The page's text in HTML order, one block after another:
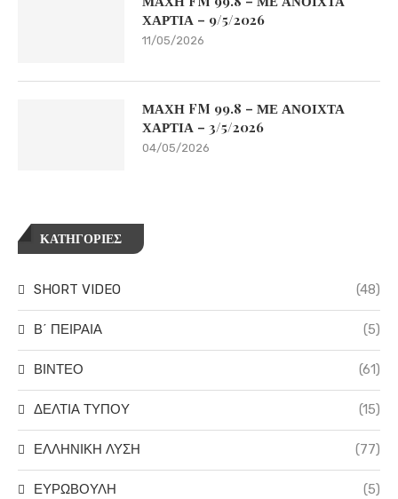
ΧΑΡΤΙΑ – 9/5/2026
11/05/2026
ΜΑΧΗ FM 99.8 – ΜΕ ΑΝΟΙΧΤΑ
ΧΑΡΤΙΑ – 3/5/2026
04/05/2026
ΚΑΤΗΓΟΡΙΕΣ
SHORT VIDEO (48)
Β΄ ΠΕΙΡΑΙΑ (5)
ΒΙΝΤΕΟ (61)
ΔΕΛΤΙΑ ΤΥΠΟΥ (15)
ΕΛΛΗΝΙΚΗ ΛΥΣΗ (77)
ΕΥΡΩΒΟΥΛΗ (5)